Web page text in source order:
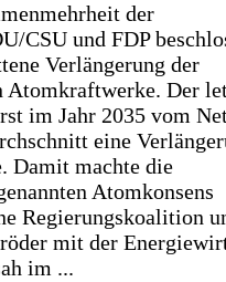
der
CSU und FDP
Verlängerung der
Atomkraftwerke. Der
im Jahr 2035 vom
eine
Damit machte die
Atomkonsens
Regierungskoalition
mit der
im ...